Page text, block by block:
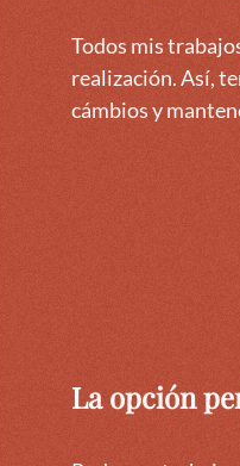
Todos mis
realización. Así,
cámbios y
La opción